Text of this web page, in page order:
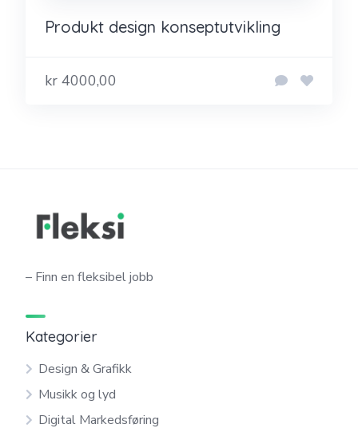
Produkt design konseptutvikling
kr 4000,00
– Finn en fleksibel jobb
Kategorier
Design & Grafikk
Musikk og lyd
Digital Markedsføring